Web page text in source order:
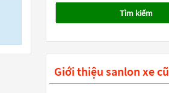
Tìm kiếm
Giới thiệu sanlon xe cũ